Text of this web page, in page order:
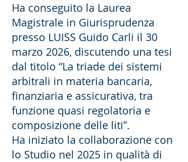
Ha conseguito la Laurea
Magistrale in Giurisprudenza
presso LUISS Guido Carli il 30
marzo 2026, discutendo una tesi
dal titolo “La triade dei sistemi
arbitrali in materia bancaria,
finanziaria e assicurativa, tra
funzione quasi regolatoria e
composizione delle liti”.
Ha iniziato la collaborazione con
lo Studio nel 2025 in qualità di